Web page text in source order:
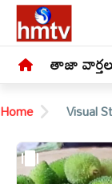
తాజా
Home Visual